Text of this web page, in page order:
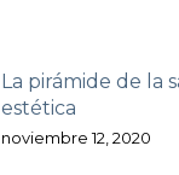
La pirámide de la
estética
noviembre 12, 2020